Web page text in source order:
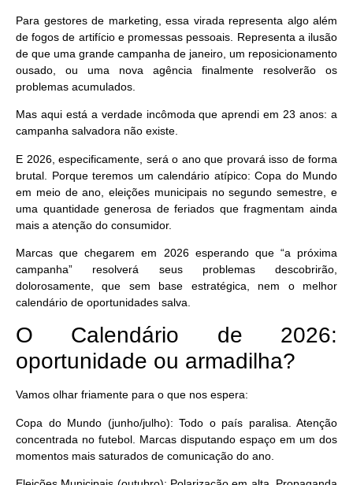
Para gestores de marketing, essa virada representa algo além
de fogos de artifício e promessas pessoais. Representa a ilusão
de que uma grande campanha de janeiro, um reposicionamento
ousado, ou uma nova agência finalmente resolverão os
problemas acumulados.
Mas aqui está a verdade incômoda que aprendi em 23 anos: a
campanha salvadora não existe.
E 2026, especificamente, será o ano que provará isso de forma
brutal. Porque teremos um calendário atípico: Copa do Mundo
em meio de ano, eleições municipais no segundo semestre, e
uma quantidade generosa de feriados que fragmentam ainda
mais a atenção do consumidor.
Marcas que chegarem em 2026 esperando que “a próxima
campanha” resolverá seus problemas descobrirão,
dolorosamente, que sem base estratégica, nem o melhor
calendário de oportunidades salva.
O Calendário de 2026:
oportunidade ou armadilha?
Vamos olhar friamente para o que nos espera:
Copa do Mundo (junho/julho): Todo o país paralisa. Atenção
concentrada no futebol. Marcas disputando espaço em um dos
momentos mais saturados de comunicação do ano.